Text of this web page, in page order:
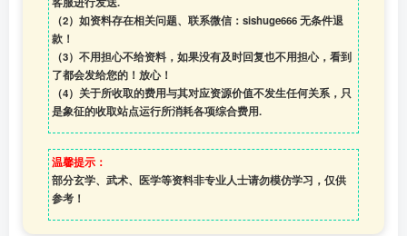
（2）如资料存在相关问题、联系微信：sishuge666 无条件退
款！
（3） 不用担心不给资料，如果没有及时回复也不用担心，看到
了都会发给您的！放心！
（4） 关于所收取的费用与其对应资源价值不发生任何关系，只
是象征的收取站点运行所消耗各项综合费用.
温馨提示：
部分玄学、武术、医学等资料非专业人士请勿模仿学习，仅供
参考！